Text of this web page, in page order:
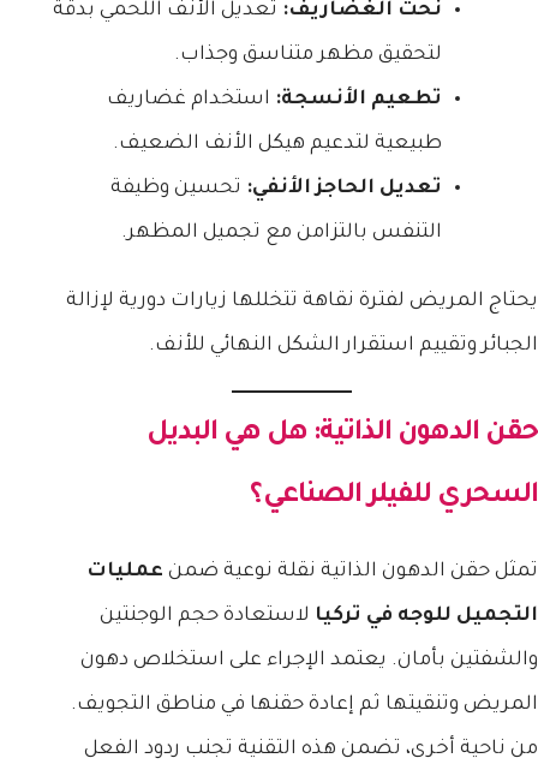
نحت الغضاريف: تعديل الأنف اللحمي بدقة
لتحقيق مظهر متناسق وجذاب.
تطعيم الأنسجة: استخدام غضاريف
طبيعية لتدعيم هيكل الأنف الضعيف.
تعديل الحاجز الأنفي: تحسين وظيفة
التنفس بالتزامن مع تجميل المظهر.
يحتاج المريض لفترة نقاهة تتخللها زيارات دورية لإزالة
الجبائر وتقييم استقرار الشكل النهائي للأنف.
حقن الدهون الذاتية: هل هي البديل
السحري للفيلر الصناعي؟
تمثل حقن الدهون الذاتية نقلة نوعية ضمن عمليات
التجميل للوجه في تركيا لاستعادة حجم الوجنتين
والشفتين بأمان. يعتمد الإجراء على استخلاص دهون
المريض وتنقيتها ثم إعادة حقنها في مناطق التجويف.
من ناحية أخرى، تضمن هذه التقنية تجنب ردود الفعل